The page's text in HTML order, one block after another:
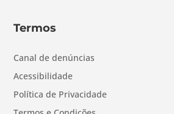
Termos
Canal de denúncias
Acessibilidade
Política de Privacidade